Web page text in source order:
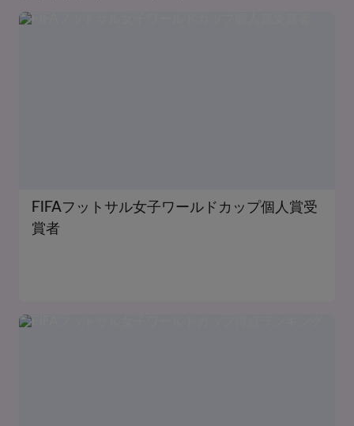
FIFAフットサル女子ワールドカップ個人賞受
賞者